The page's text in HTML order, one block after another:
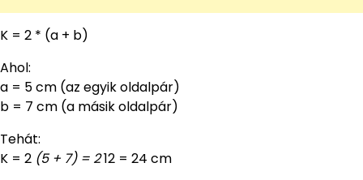
K = 2 * (a + b)
Ahol:
a = 5 cm (az egyik oldalpár)
b = 7 cm (a másik oldalpár)
Tehát:
K = 2 (5 + 7) = 212 = 24 cm